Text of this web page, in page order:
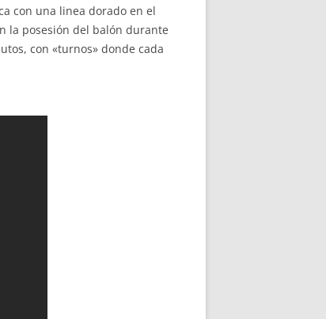
con una linea dorado en el
la posesión del balón durante
con «turnos» donde cada